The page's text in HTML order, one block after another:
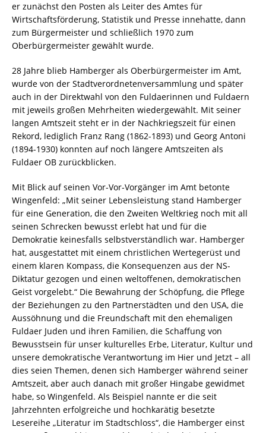
er zunächst den Posten als Leiter des Amtes für
Wirtschaftsförderung, Statistik und Presse innehatte, dann
zum Bürgermeister und schließlich 1970 zum
Oberbürgermeister gewählt wurde.
28 Jahre blieb Hamberger als Oberbürgermeister im Amt,
wurde von der Stadtverordnetenversammlung und später
auch in der Direktwahl von den Fuldaerinnen und Fuldaern
mit jeweils großen Mehrheiten wiedergewählt. Mit seiner
langen Amtszeit steht er in der Nachkriegszeit für einen
Rekord, lediglich Franz Rang (1862-1893) und Georg Antoni
(1894-1930) konnten auf noch längere Amtszeiten als
Fuldaer OB zurückblicken.
Mit Blick auf seinen Vor-Vor-Vorgänger im Amt betonte
Wingenfeld: „Mit seiner Lebensleistung stand Hamberger
für eine Generation, die den Zweiten Weltkrieg noch mit all
seinen Schrecken bewusst erlebt hat und für die
Demokratie keinesfalls selbstverständlich war. Hamberger
hat, ausgestattet mit einem christlichen Wertegerüst und
einem klaren Kompass, die Konsequenzen aus der NS-
Diktatur gezogen und einen weltoffenen, demokratischen
Geist vorgelebt.“ Die Bewahrung der Schöpfung, die Pflege
der Beziehungen zu den Partnerstädten und den USA, die
Aussöhnung und die Freundschaft mit den ehemaligen
Fuldaer Juden und ihren Familien, die Schaffung von
Bewusstsein für unser kulturelles Erbe, Literatur, Kultur und
unsere demokratische Verantwortung im Hier und Jetzt – all
dies seien Themen, denen sich Hamberger während seiner
Amtszeit, aber auch danach mit großer Hingabe gewidmet
habe, so Wingenfeld. Als Beispiel nannte er die seit
Jahrzehnten erfolgreiche und hochkarätig besetzte
Lesereihe „Literatur im Stadtschloss“, die Hamberger einst